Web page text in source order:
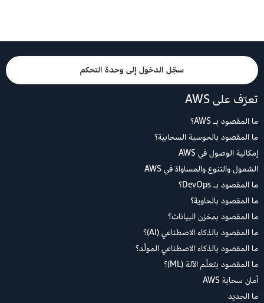
سجّل الدخول إلى وحدة التحكم
تعرّف على AWS
ما المقصود بـ AWS؟
ما المقصود بالحوسبة السحابية؟
إمكانية الوصول في AWS
الشمول والتنوع والمساواة في AWS
ما المقصود بـ DevOps؟
ما المقصود بالحاوية؟
ما المقصود بمخزن البيانات؟
ما المقصود بالذكاء الاصطناعي (AI)؟
ما المقصود بالذكاء الاصطناعي المولّد؟
ما المقصود بتعلّم الآلة (ML)؟
أمان سحابة AWS
ما الجديد